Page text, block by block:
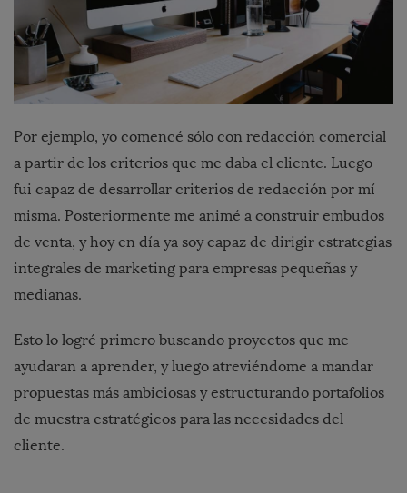
Por ejemplo, yo comencé sólo con redacción comercial
a partir de los criterios que me daba el cliente. Luego
fui capaz de desarrollar criterios de redacción por mí
misma. Posteriormente me animé a construir embudos
de venta, y hoy en día ya soy capaz de dirigir estrategias
integrales de marketing para empresas pequeñas y
medianas.
Esto lo logré primero buscando proyectos que me
ayudaran a aprender, y luego atreviéndome a mandar
propuestas más ambiciosas y estructurando portafolios
de muestra estratégicos para las necesidades del
cliente.